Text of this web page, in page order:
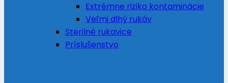
Extrémne riziko kontaminácie
Veľmi dlhý rukáv
Sterilné rukavice
Príslušenstvo